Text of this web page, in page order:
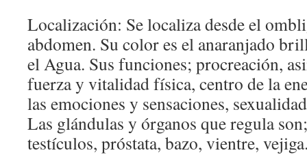
Localización: Se localiza desde el
abdomen. Su color es el anaranjado
el Agua. Sus funciones; procreación,
fuerza y vitalidad física, centro de la
las emociones y sensaciones,
Las glándulas y órganos que regula
testículos, próstata, bazo, vientre,